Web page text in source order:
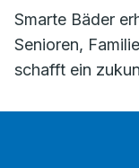
Smarte Bäder
Senioren,
schafft ein